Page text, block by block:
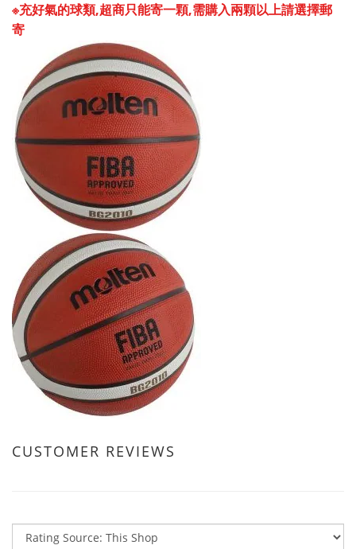
※充好氣的球類,超商只能寄一顆,需購入兩顆以上請選擇郵
寄
CUSTOMER REVIEWS